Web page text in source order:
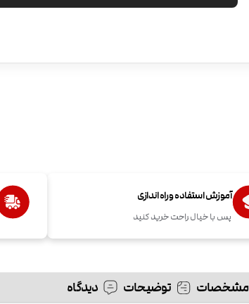
آموزش استفاده و راه اندازی
پس با خیال راحت خرید کنید
مشخصات توضیحات دیدگاه